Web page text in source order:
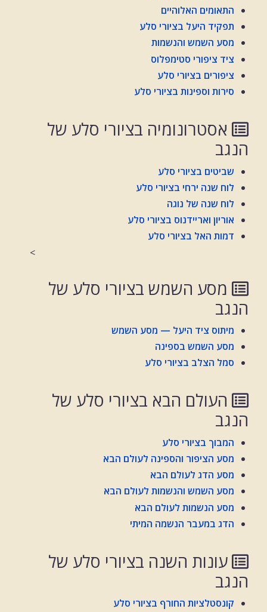
התאומים האלוהיים
תפקיד היעל בציורי סלע
מסע השמש והנשמות
ציד ציפורי סטימפלוס
ציפורים בציורי סלע
סירות וספינות בציורי סלע
אסטרונומיה בציורי סלע של
הנגב
שביטים בציורי סלע
לוח שנה ירחי בציורי סלע
לוח שנה של נוגה
אוריון ואריידנוס בציורי סלע
דמות האל בציורי סלע
<
מסע השמש בציורי סלע של
הנגב
מיתוס ציד היעל — מסע השמש
מסע השמש בספינה
סמל הצלב בציורי סלע
העולם הבא בציורי סלע של
הנגב
המבוך בציורי סלע
מסע הציפור והספינה לעולם הבא
מסע הדג לעולם הבא
מסע השמש והנשמות לעולם הבא
מסע הנשמות לעולם הבא
הדג במעבר הנשמה המיתי
עונות השנה בציורי סלע של
הנגב
קונסטלציות החורף בציורי סלע